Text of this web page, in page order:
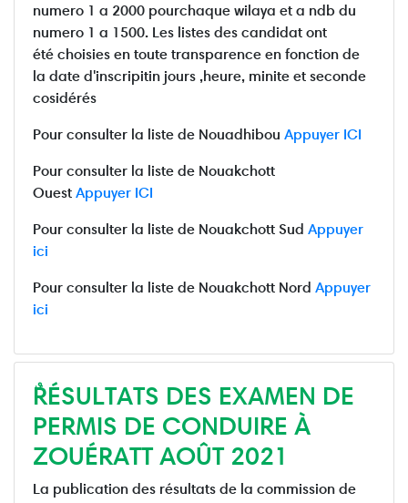
numero 1 a 2000 pourchaque wilaya et a ndb du
numero 1 a 1500. Les listes des candidat ont
été choisies en toute transparence en fonction de
la date d'inscripitin jours ,heure, minite et seconde
cosidérés
Pour consulter la liste de Nouadhibou Appuyer ICI
Pour consulter la liste de Nouakchott
Ouest Appuyer ICI
Pour consulter la liste de Nouakchott Sud Appuyer
ici
Pour consulter la liste de Nouakchott Nord Appuyer
ici
ٌRÉSULTATS DES EXAMEN DE
PERMIS DE CONDUIRE À
ZOUÉRATT AOÛT 2021
La publication des résultats de la commission de